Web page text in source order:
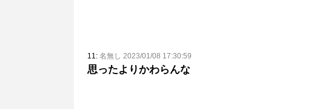
11: 名無し 2023/01/08 17:30:59
思ったよりかわらんな